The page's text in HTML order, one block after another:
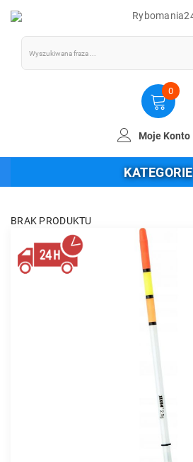
0
Moje Konto
KATEGORIE
BRAK PRODUKTU